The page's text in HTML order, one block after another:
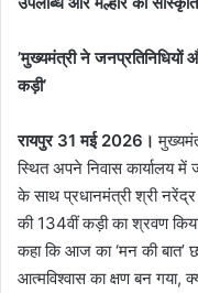
’मुख्यमंत्री ने
कड़ी’
रायपुर 31 मई 2026।
स्थित अपने निवास कार्यालय में
के साथ प्रधानमंत्री श्री नरेंद्र
की 134वीं कड़ी का श्रवण
कहा कि आज का ‘मन की बात’
आत्मविश्वास का क्षण बन गया,